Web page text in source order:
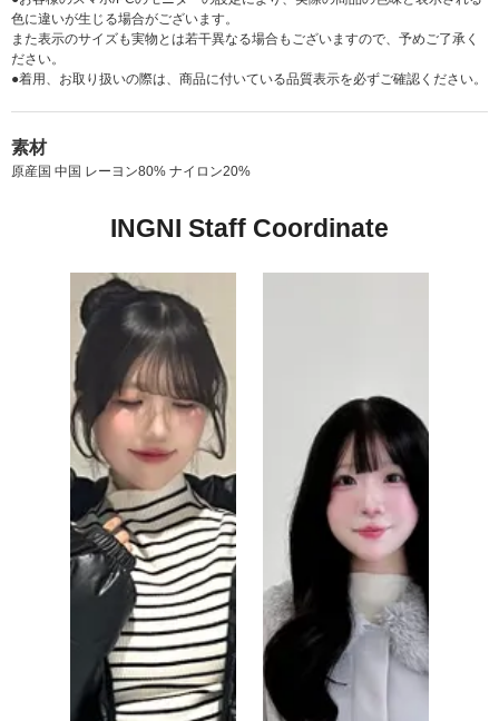
色に違いが生じる場合がございます。
また表示のサイズも実物とは若干異なる場合もございますので、予めご了承く
ださい。
●着用、お取り扱いの際は、商品に付いている品質表示を必ずご確認ください。
素材
原産国 中国 レーヨン80% ナイロン20%
INGNI Staff Coordinate